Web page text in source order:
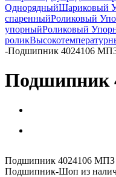
ОднорядныйШариковый
спаренныйРоликовый
упорныйРоликовый
ролик
-Подшипник 4024106
Подшипник
Подшипник 4024106 МПЗ
Подшипник-Шоп из